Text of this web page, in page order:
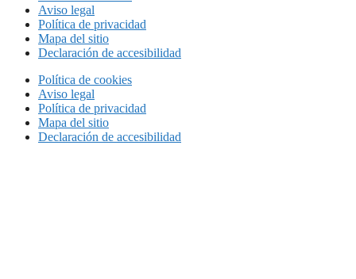
Aviso legal
Política de privacidad
Mapa del sitio
Declaración de accesibilidad
Política de cookies
Aviso legal
Política de privacidad
Mapa del sitio
Declaración de accesibilidad